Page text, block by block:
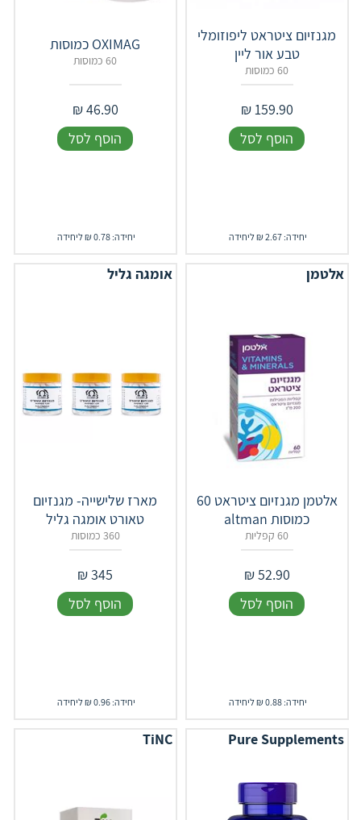
מגנזיום ציטראט ליפוזומלי
טבע אור ליין
60 כמוסות
159.90
₪
הוסף לסל
יחידה: 2.67 ₪ ליחידה
OXIMAG כמוסות
60 כמוסות
46.90
₪
הוסף לסל
יחידה: 0.78 ₪ ליחידה
אלטמן
‏אלטמן מגנזיום ציטראט 60
כמוסות altman
60 קפליות
52.90
₪
הוסף לסל
יחידה: 0.88 ₪ ליחידה
אומגה גליל
מארז שלישייה- מגנזיום
טאורט אומגה גליל
360 כמוסות
345
₪
הוסף לסל
יחידה: 0.96 ₪ ליחידה
Pure Supplements
TiNC